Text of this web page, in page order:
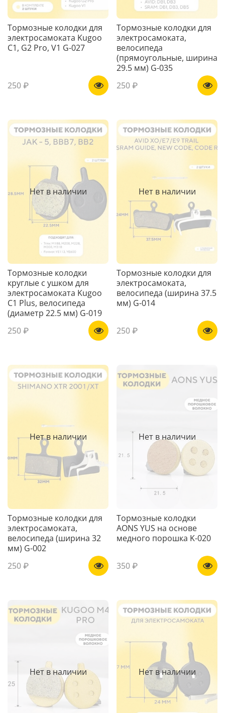
Тормозные колодки для
электросамоката Kugoo
C1, G2 Pro, V1 G-027
250 ₽
Тормозные колодки для
электросамоката,
велосипеда
(прямоугольные, ширина
29.5 мм) G-035
250 ₽
Нет в наличии
Тормозные колодки
круглые с ушком для
электросамоката Kugoo
C1 Plus, велосипеда
(диаметр 22.5 мм) G-019
250 ₽
Нет в наличии
Тормозные колодки для
электросамоката,
велосипеда (ширина 37.5
мм) G-014
250 ₽
Нет в наличии
Тормозные колодки для
электросамоката,
велосипеда (ширина 32
мм) G-002
250 ₽
Нет в наличии
Тормозные колодки
AONS YUS на основе
медного порошка K-020
350 ₽
Нет в наличии Нет в наличии